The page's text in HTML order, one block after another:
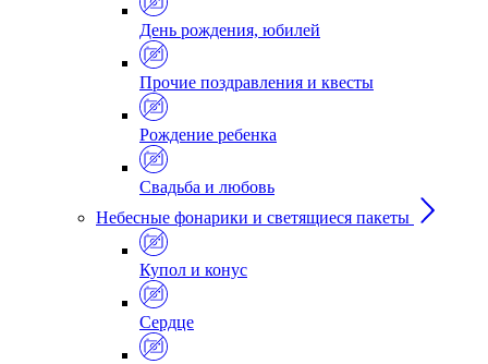
День рождения, юбилей
Прочие поздравления и квесты
Рождение ребенка
Свадьба и любовь
Небесные фонарики и светящиеся пакеты
Купол и конус
Сердце